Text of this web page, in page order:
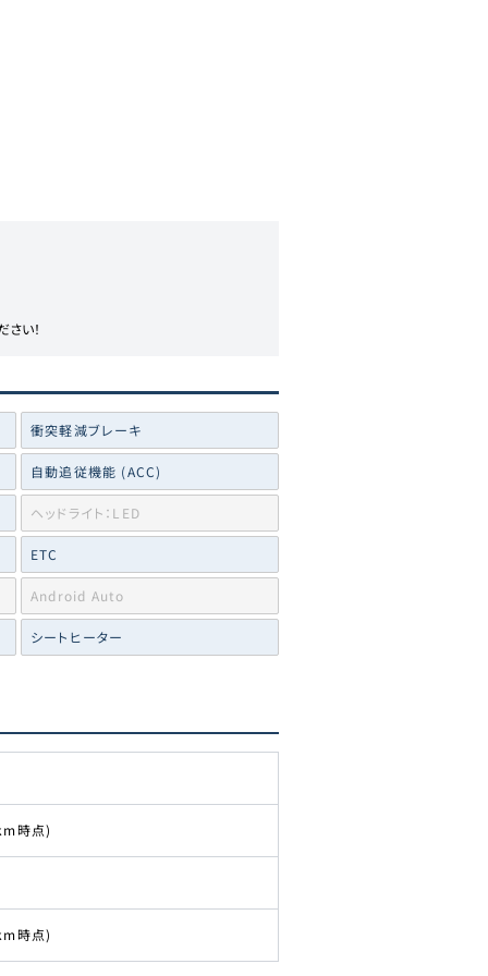
い！
衝突軽減ブレーキ
自動追従機能 (ACC)
ヘッドライト：LED
ETC
Android Auto
シートヒーター
時点)
時点)